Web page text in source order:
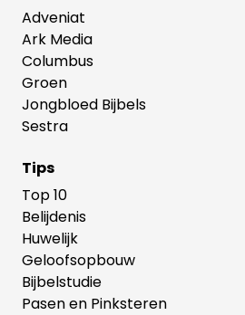
Adveniat
Ark Media
Columbus
Groen
Jongbloed Bijbels
Sestra
Tips
Top 10
Belijdenis
Huwelijk
Geloofsopbouw
Bijbelstudie
Pasen en Pinksteren